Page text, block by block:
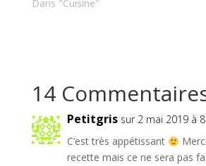
Dans "Cuisine"
14
Petitgris sur 2 mai 2019 à
C’est très appétissant
recette mais ce ne sera pas